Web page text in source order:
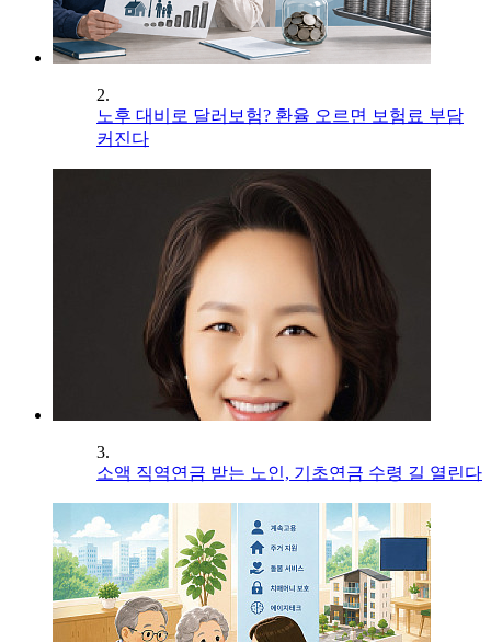
2.
노후 대비로 달러보험? 환율 오르면 보험료 부담
커진다
3.
소액 직역연금 받는 노인, 기초연금 수령 길 열린다